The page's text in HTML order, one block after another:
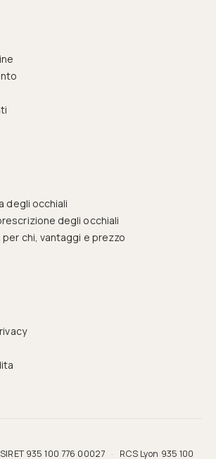
degli occhiali
degli occhiali
chi, vantaggi e prezzo
SIRET 935 100 776 00027 · RCS Lyon 935 100